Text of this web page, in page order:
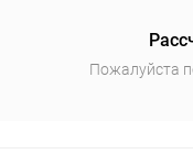
Пожалуйста